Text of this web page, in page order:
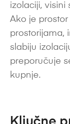
izolaciji, visini
Ako je
prostorijama,
slabiju
preporučuje
kupnje.